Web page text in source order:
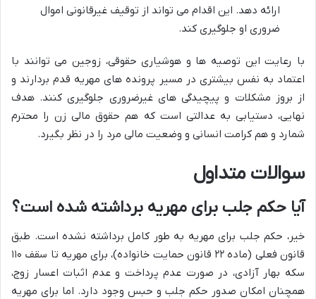
ارائه دهد. این اقدام می تواند از توقیف غیرقانونی اموال
ضروری او جلوگیری کند.
با رعایت این توصیه ها و هوشیاری حقوقی، زوجین می توانند با
اعتماد به نفس بیشتری در مسیر پرونده های مهریه قدم بردارند و
از بروز مشکلات و پیچیدگی های غیرضروری جلوگیری کنند. هدف
نهایی، دستیابی به عدالتی است که هم حقوق مالی زن را محترم
شمارد و هم کرامت انسانی و وضعیت مالی مرد را در نظر بگیرد.
سوالات متداول
آیا حکم جلب برای مهریه برداشته شده است؟
خیر، حکم جلب برای مهریه به طور کامل برداشته نشده است. طبق
قانون فعلی (ماده ۲۲ قانون حمایت خانواده)، برای مهریه تا سقف ۱۱۰
سکه بهار آزادی، در صورت عدم پرداخت و عدم اثبات اعسار زوج،
همچنان امکان صدور حکم جلب و حبس وجود دارد. اما برای مهریه